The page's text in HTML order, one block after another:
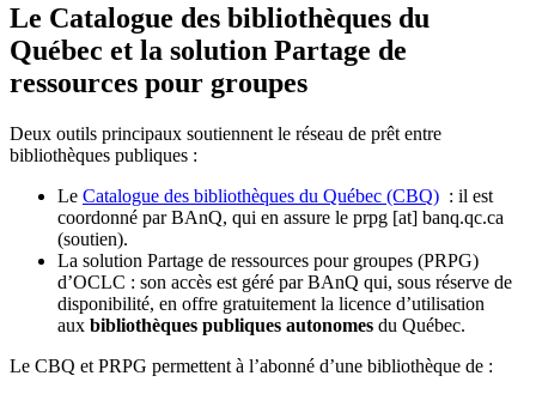
Le Catalogue des bibliothèques du
Québec et la solution Partage de
ressources pour groupes
Deux outils principaux soutiennent le réseau de prêt entre
bibliothèques publiques :
Le Catalogue des bibliothèques du Québec (CBQ) : il est
coordonné par BAnQ, qui en assure le prpg [at] banq.qc.ca
(soutien).
La solution Partage de ressources pour groupes (PRPG)
d’OCLC : son accès est géré par BAnQ qui, sous réserve de
disponibilité, en offre gratuitement la licence d’utilisation
aux bibliothèques publiques autonomes du Québec.
Le CBQ et PRPG permettent à l’abonné d’une bibliothèque de :